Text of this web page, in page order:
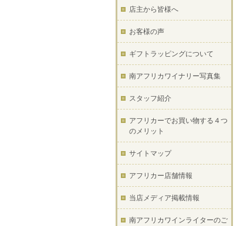
店主から皆様へ
お客様の声
ギフトラッピングについて
南アフリカワイナリー写真集
スタッフ紹介
アフリカーでお買い物する４つ
のメリット
サイトマップ
アフリカー店舗情報
当店メディア掲載情報
南アフリカワインライターのご